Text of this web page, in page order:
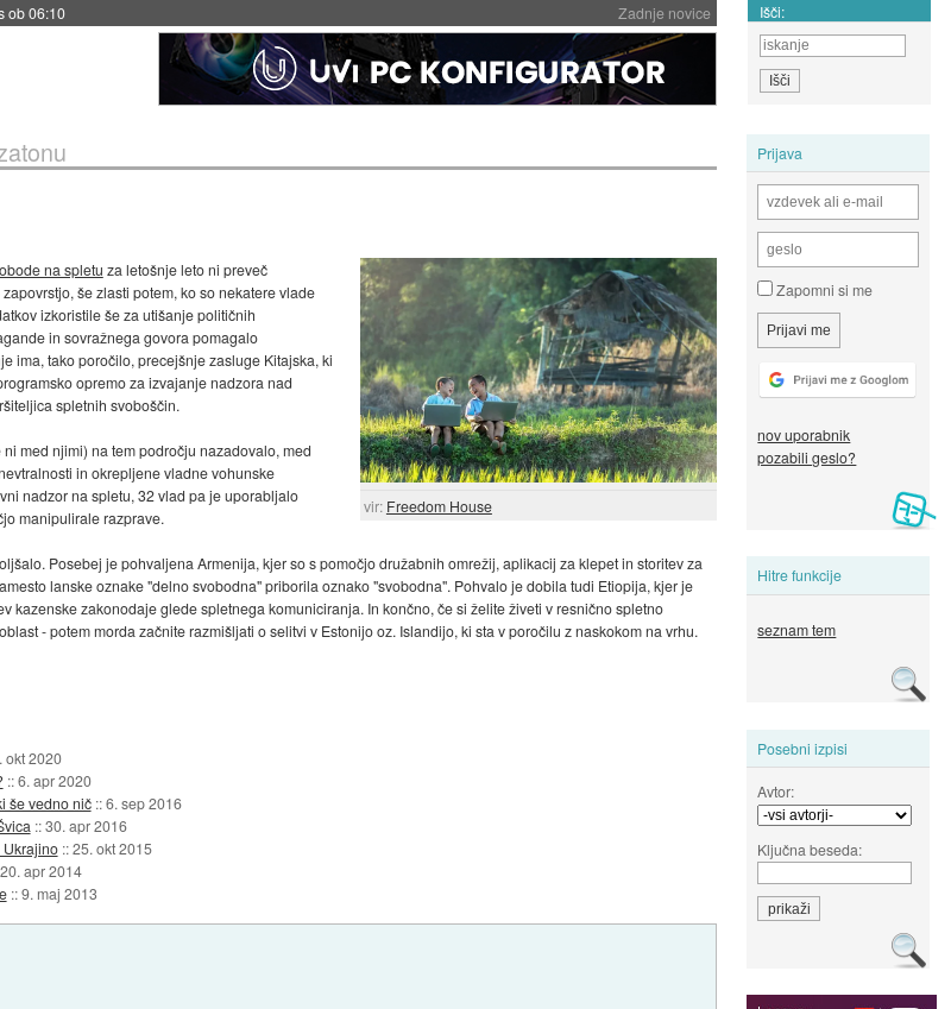
Zadnje novice
ob 06:10 Išči:
Prijava
Zapomni si me
nov uporabnik
pozabili geslo?
Hitre funkcije
seznam tem
Posebni izpisi
Avtor:
Ključna beseda:
vir: Freedom House
na spletu za letošnje leto ni preveč
še zlasti potem, ko so nekatere vlade
izkoristile še za utišanje političnih
in sovražnega govora pomagalo
ima, tako poročilo, precejšnje zasluge Kitajska, ki
opremo za izvajanje nadzora nad
spletnih svoboščin.
med njimi) na tem področju nazadovalo, med
in okrepljene vladne vohunske
nadzor na spletu, 32 vlad pa je uporabljalo
manipulirale razprave.
Posebej je pohvaljena Armenija, kjer so s pomočjo družabnih omrežij, aplikacij za klepet in storitev za
lanske oznake "delno svobodna" priborila oznako "svobodna". Pohvalo je dobila tudi Etiopija, kjer je
kazenske zakonodaje glede spletnega komuniciranja. In končno, če si želite živeti v resnično spletno
- potem morda začnite razmišljati o selitvi v Estonijo oz. Islandijo, ki sta v poročilu z naskokom na vrhu.
okt 2020
::6. apr 2020
še vedno nič ::6. sep 2016
::30. apr 2016
::25. okt 2015
20. apr 2014
::9. maj 2013